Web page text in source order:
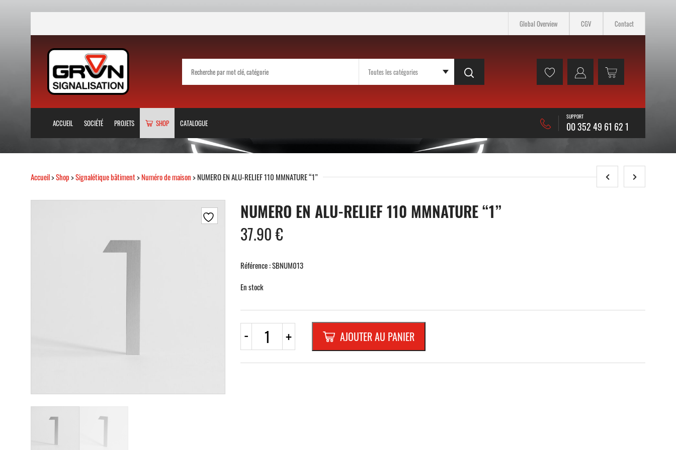
Global Overview CGV Contact
ACCUEIL SOCIÉTÉ PROJETS SHOP CATALOGUE
SUPPORT
00 352 49 61 62 1
Accueil>Shop>Signalétique bâtiment>Numéro de maison> NUMERO EN ALU-RELIEF 110 MMNATURE “1”
NUMERO EN ALU-RELIEF 110 MMNATURE “1”
37.90€
Référence : SBNUM013
En stock
- quantité
NUMERO
+ AJOUTER AU PANIER